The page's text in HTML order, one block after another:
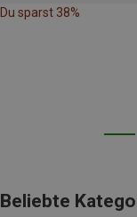
Du sparst 38%
Beliebte